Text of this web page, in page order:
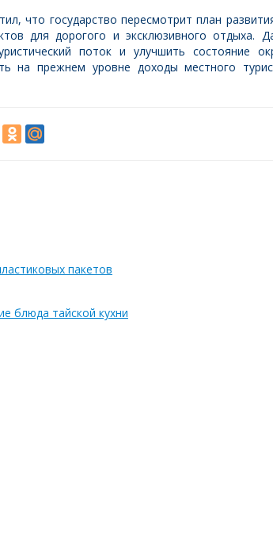
что государство пересмотрит план
для дорогого и эксклюзивного отдыха.
поток и улучшить состояние
на прежнем уровне доходы местного
пакетов
блюда тайской кухни